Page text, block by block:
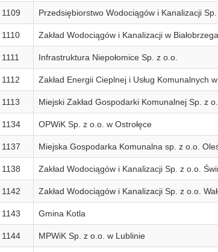
1109 Przedsiębiorstwo Wodociągów i Kanalizacji
1110 Zakład Wodociągów i Kanalizacji w
1111 Infrastruktura Niepołomice Sp. z o.o.
1112 Zakład Energii Cieplnej i Usług Komunalnych
1113 Miejski Zakład Gospodarki Komunalnej Sp. z
1134 OPWiK Sp. z o.o. w Ostrołęce
1137 Miejska Gospodarka Komunalna sp. z o.o.
1138 Zakład Wodociągów i Kanalizacji Sp. z o.o.
1142 Zakład Wodociągów i Kanalizacji Sp. z o.o.
1143 Gmina Kotla
1144 MPWiK Sp. z o.o. w Lublinie